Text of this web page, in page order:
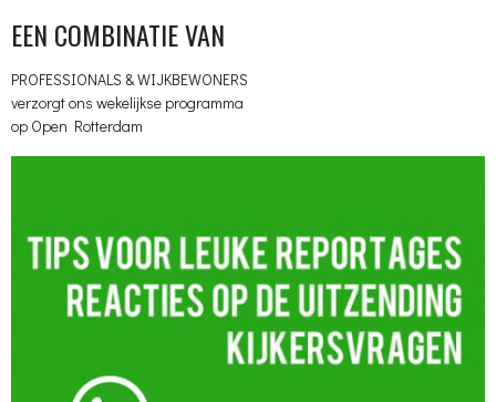
EEN COMBINATIE VAN
PROFESSIONALS & WIJKBEWONERS
verzorgt ons wekelijkse programma
op Open Rotterdam